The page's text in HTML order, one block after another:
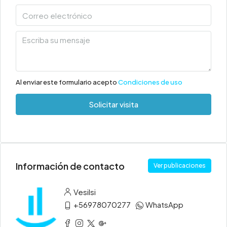
Al enviar este formulario aceptoCondiciones de uso
Solicitar visita
Información de contacto Ver publicaciones
Vesilsi
+56978070277
WhatsApp